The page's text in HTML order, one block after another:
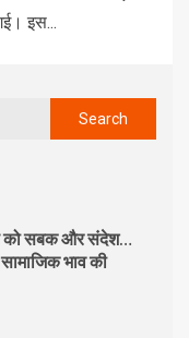
इस...
को सबक और संदेश…
सामाजिक भाव की